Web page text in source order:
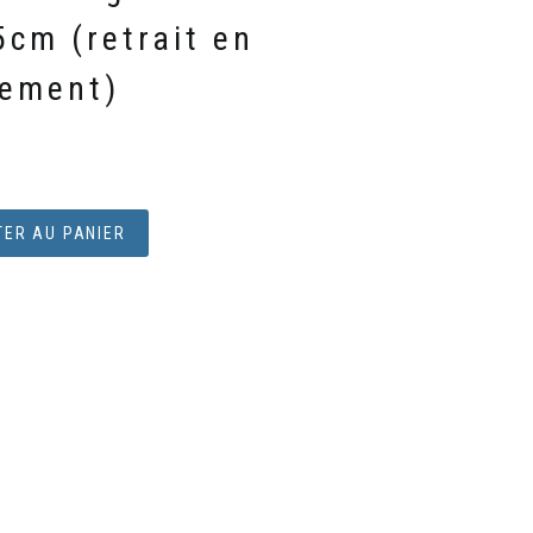
(retrait en
AU PANIER